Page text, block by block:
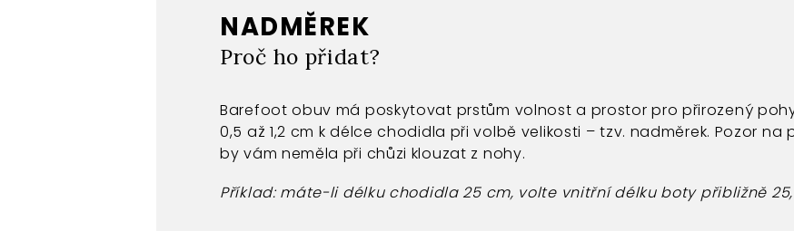
NADMĚREK
Proč ho přidat?
Barefoot obuv má poskytovat prstům volnost a prostor pro přirozený
0,5 až 1,2 cm k délce chodidla při volbě velikosti – tzv. nadměrek. Pozor na
by vám neměla při chůzi klouzat z nohy.
Příklad: máte-li délku chodidla 25 cm, volte vnitřní délku boty přibližně